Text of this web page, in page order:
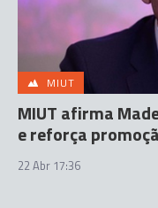
MIUT
MIUT afirma
e reforça
22 Abr 17:36